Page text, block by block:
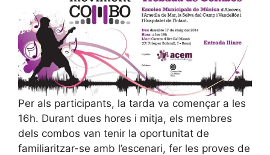
Per als participants, la tarda va començar a les
16h. Durant dues hores i mitja, els membres
dels combos van tenir la oportunitat de
familiaritzar-se amb l’escenari, fer les proves de